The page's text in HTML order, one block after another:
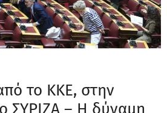
το ΚΚΕ, στην
ΣΥΡΙΖΑ – Η δύναμη